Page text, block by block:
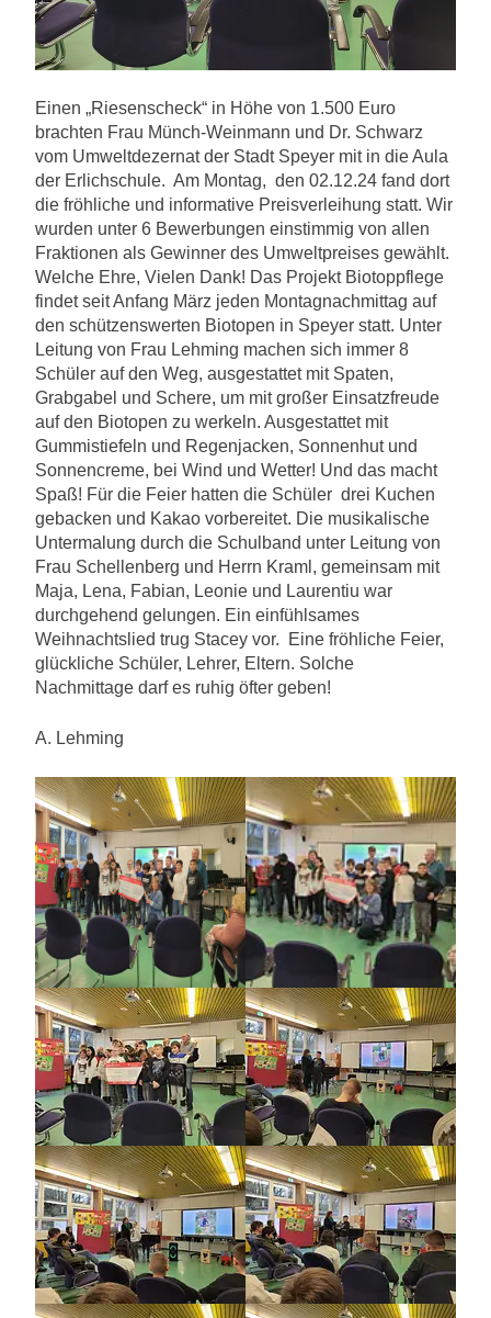
Einen „Riesenscheck“ in Höhe von 1.500 Euro
brachten Frau Münch-Weinmann und Dr. Schwarz
vom Umweltdezernat der Stadt Speyer mit in die Aula
der Erlichschule. Am Montag, den 02.12.24 fand dort
die fröhliche und informative Preisverleihung statt. Wir
wurden unter 6 Bewerbungen einstimmig von allen
Fraktionen als Gewinner des Umweltpreises gewählt.
Welche Ehre, Vielen Dank! Das Projekt Biotoppflege
findet seit Anfang März jeden Montagnachmittag auf
den schützenswerten Biotopen in Speyer statt. Unter
Leitung von Frau Lehming machen sich immer 8
Schüler auf den Weg, ausgestattet mit Spaten,
Grabgabel und Schere, um mit großer Einsatzfreude
auf den Biotopen zu werkeln. Ausgestattet mit
Gummistiefeln und Regenjacken, Sonnenhut und
Sonnencreme, bei Wind und Wetter! Und das macht
Spaß! Für die Feier hatten die Schüler drei Kuchen
gebacken und Kakao vorbereitet. Die musikalische
Untermalung durch die Schulband unter Leitung von
Frau Schellenberg und Herrn Kraml, gemeinsam mit
Maja, Lena, Fabian, Leonie und Laurentiu war
durchgehend gelungen. Ein einfühlsames
Weihnachtslied trug Stacey vor. Eine fröhliche Feier,
glückliche Schüler, Lehrer, Eltern. Solche
Nachmittage darf es ruhig öfter geben!
A. Lehming